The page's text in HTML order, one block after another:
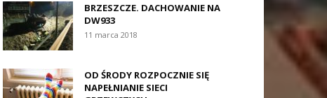
BRZESZCZE. DACHOWANIE NA
DW933
11 marca 2018
OD ŚRODY ROZPOCZNIE SIĘ
NAPEŁNIANIE SIECI